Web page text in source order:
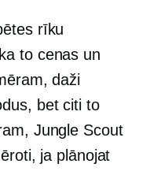
rīku
to cenas un
daži
bet citi to
Jungle Scout
ja plānojat